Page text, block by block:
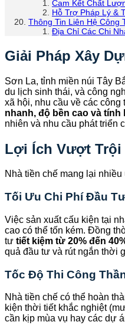
Cam Kết Chất
Hỗ Trợ Pháp Lý &
Thông Tin Liên Hệ Công
Địa Chỉ Các Chi
Giải Pháp Xây
Sơn La, tỉnh miền núi Tây
du lịch sinh thái, và công
xã hội, nhu cầu về các
nhanh, độ bền cao và tính
nhiên và nhu cầu phát triển
Lợi Ích Vượt Trội
Nhà tiền chế mang lại
Tối Ưu Chi Phí Đầu
Việc sản xuất cấu kiện tại
cao có thể tốn kém. Đồng
tư tiết kiệm từ 20% đến
quả đầu tư và rút ngắn thời
Tốc Độ Thi Công
Nhà tiền chế có thể hoàn
kiện thời tiết khắc nghiệt
cần kịp mùa vụ hay các dự